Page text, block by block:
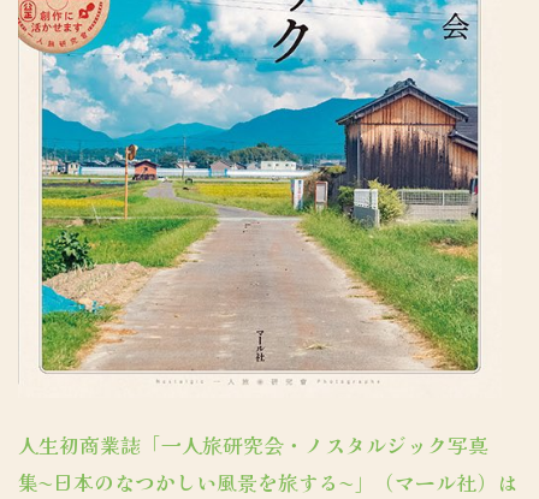
人生初商業誌「一人旅研究会・ノスタルジック写真
集〜日本のなつかしい風景を旅する〜」（マール社）は